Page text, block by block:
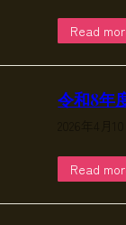
Read
令和8年
Read